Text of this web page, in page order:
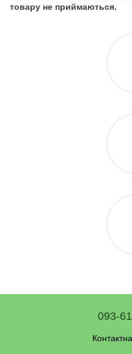
товару не приймаються.
093-